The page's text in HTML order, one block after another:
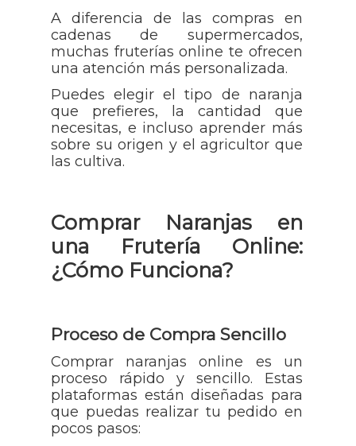
A diferencia de las compras en
cadenas de supermercados,
muchas fruterías online te ofrecen
una atención más personalizada.
Puedes elegir el tipo de naranja
que prefieres, la cantidad que
necesitas, e incluso aprender más
sobre su origen y el agricultor que
las cultiva.
Comprar Naranjas en
una Frutería Online:
¿Cómo Funciona?
Proceso de Compra Sencillo
Comprar naranjas online es un
proceso rápido y sencillo. Estas
plataformas están diseñadas para
que puedas realizar tu pedido en
pocos pasos: